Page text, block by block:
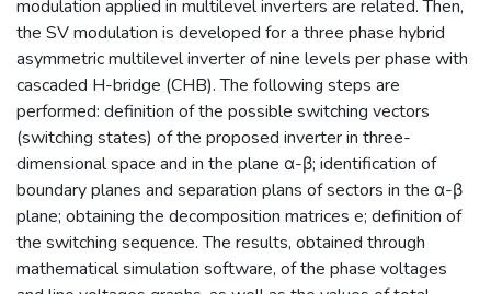
modulation applied in multilevel inverters are related. Then,
the SV modulation is developed for a three phase hybrid
asymmetric multilevel inverter of nine levels per phase with
cascaded H-bridge (CHB). The following steps are
performed: definition of the possible switching vectors
(switching states) of the proposed inverter in three-
dimensional space and in the plane α-β; identification of
boundary planes and separation plans of sectors in the α-β
plane; obtaining the decomposition matrices e; definition of
the switching sequence. The results, obtained through
mathematical simulation software, of the phase voltages